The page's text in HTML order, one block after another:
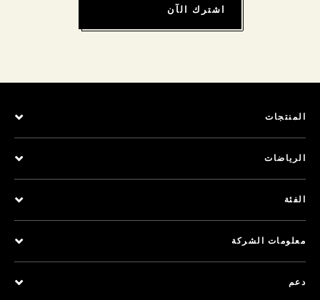
اشترك الآن
المنتجات
الرياضات
الفئة
معلومات الشركة
دعم